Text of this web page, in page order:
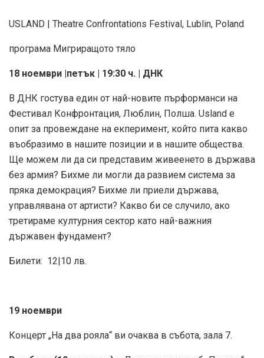
USLAND | Theatre Confrontations Festival, Lublin, Poland
програма Мигриращото тяло
18 ноември |петък | 19:30 ч. | ДНК
В ДНК гостува един от най-новите пърформанси на
Фестивал Конфронтация, Люблин, Полша. Usland е
опит за провеждане на екперимент, който пита какво
въобразимо в нашите позиции и в нашите общества.
Ще можем ли да си представим живеенето в държава
без армия? Бихме ли могли да развием система за
пряка демокрация? Бихме ли приели държава,
управлявана от артисти? Какво би се случило, ако
третираме културния сектор като най-важния
държавен фундамент?
Билети: 12|10 лв.
19 ноември
Концерт „На два рояла“ ви очаква в събота, зала 7.